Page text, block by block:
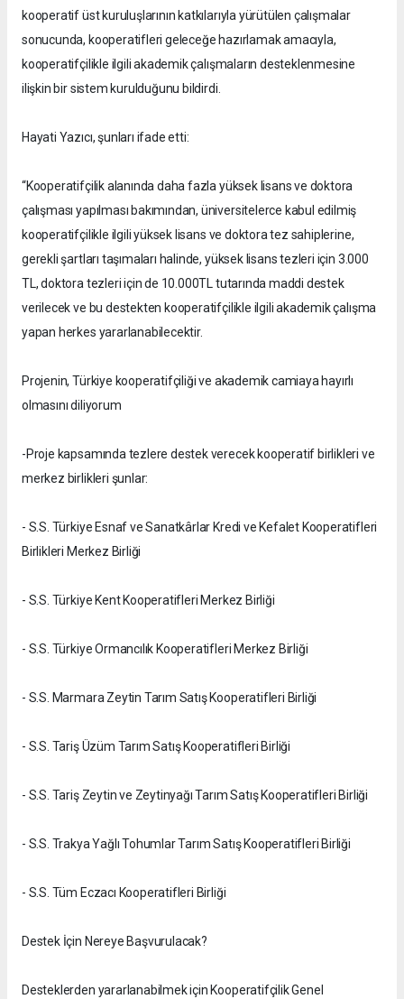
kooperatif üst kuruluşlarının katkılarıyla yürütülen çalışmalar
sonucunda, kooperatifleri geleceğe hazırlamak amacıyla,
kooperatifçilikle ilgili akademik çalışmaların desteklenmesine
ilişkin bir sistem kurulduğunu bildirdi.
Hayati Yazıcı, şunları ifade etti:
“Kooperatifçilik alanında daha fazla yüksek lisans ve doktora
çalışması yapılması bakımından, üniversitelerce kabul edilmiş
kooperatifçilikle ilgili yüksek lisans ve doktora tez sahiplerine,
gerekli şartları taşımaları halinde, yüksek lisans tezleri için 3.000
TL, doktora tezleri için de 10.000TL tutarında maddi destek
verilecek ve bu destekten kooperatifçilikle ilgili akademik çalışma
yapan herkes yararlanabilecektir.
Projenin, Türkiye kooperatifçiliği ve akademik camiaya hayırlı
olmasını diliyorum
-Proje kapsamında tezlere destek verecek kooperatif birlikleri ve
merkez birlikleri şunlar:
- S.S. Türkiye Esnaf ve Sanatkârlar Kredi ve Kefalet Kooperatifleri
Birlikleri Merkez Birliği
- S.S. Türkiye Kent Kooperatifleri Merkez Birliği
- S.S. Türkiye Ormancılık Kooperatifleri Merkez Birliği
- S.S. Marmara Zeytin Tarım Satış Kooperatifleri Birliği
- S.S. Tariş Üzüm Tarım Satış Kooperatifleri Birliği
- S.S. Tariş Zeytin ve Zeytinyağı Tarım Satış Kooperatifleri Birliği
- S.S. Trakya Yağlı Tohumlar Tarım Satış Kooperatifleri Birliği
- S.S. Tüm Eczacı Kooperatifleri Birliği
Destek İçin Nereye Başvurulacak?
Desteklerden yararlanabilmek için Kooperatifçilik Genel